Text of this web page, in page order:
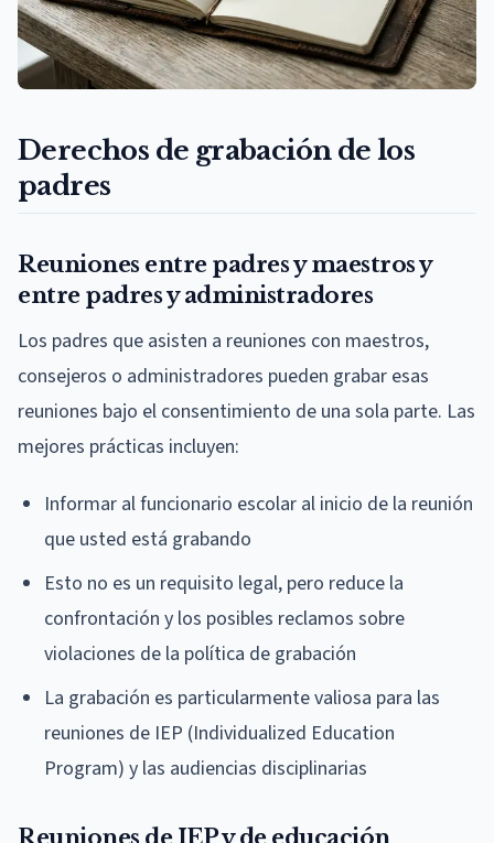
Derechos de grabación de los
padres
Reuniones entre padres y maestros y
entre padres y administradores
Los padres que asisten a reuniones con maestros,
consejeros o administradores pueden grabar esas
reuniones bajo el consentimiento de una sola parte. Las
mejores prácticas incluyen:
Informar al funcionario escolar al inicio de la reunión
que usted está grabando
Esto no es un requisito legal, pero reduce la
confrontación y los posibles reclamos sobre
violaciones de la política de grabación
La grabación es particularmente valiosa para las
reuniones de IEP (Individualized Education
Program) y las audiencias disciplinarias
Reuniones de IEP y de educación